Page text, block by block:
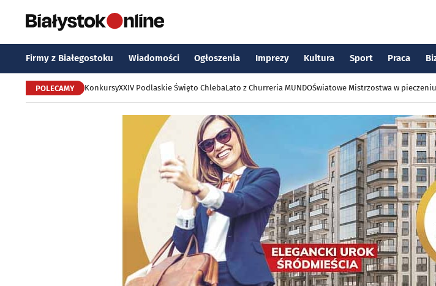
Firmy z Białegostoku Wiadomości Ogłoszenia Imprezy Kultura Sport Praca
POLECAMY KonkursyXXIV Podlaskie Święto ChlebaLato z Churreria MUNDOŚwiatowe Mistrzostwa w